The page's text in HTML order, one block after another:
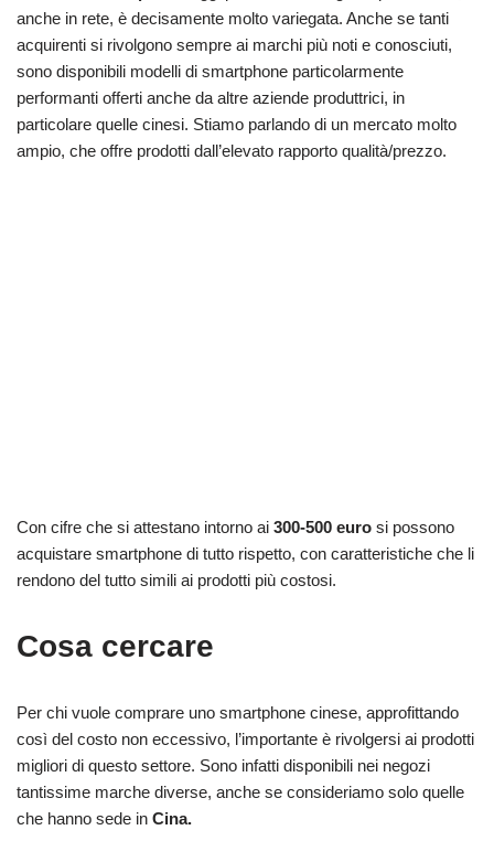
anche in rete, è decisamente molto variegata. Anche se tanti
acquirenti si rivolgono sempre ai marchi più noti e conosciuti,
sono disponibili modelli di smartphone particolarmente
performanti offerti anche da altre aziende produttrici, in
particolare quelle cinesi. Stiamo parlando di un mercato molto
ampio, che offre prodotti dall’elevato rapporto qualità/prezzo.
Con cifre che si attestano intorno ai 300-500 euro si possono
acquistare smartphone di tutto rispetto, con caratteristiche che li
rendono del tutto simili ai prodotti più costosi.
Cosa cercare
Per chi vuole comprare uno smartphone cinese, approfittando
così del costo non eccessivo, l’importante è rivolgersi ai prodotti
migliori di questo settore. Sono infatti disponibili nei negozi
tantissime marche diverse, anche se consideriamo solo quelle
che hanno sede in Cina.